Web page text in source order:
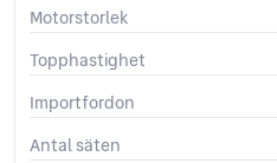
Sportstolar
Start-/stoppfunktion
Startspärr
Svensksåld
Sätesvärme (fram)
Tonade rutor
Motorstorlek
Topphastighet
Importfordon
Antal säten